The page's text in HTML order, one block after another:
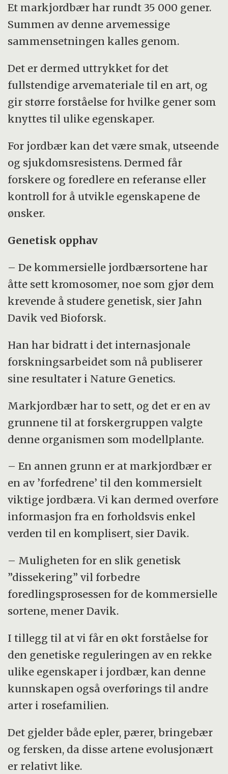
Begrepet kan ha både en konkret og en
abstrakt mening. I konkret betydning kan vi
f.eks. si at all DNA fra et dyr eller f.eks. en
celle fra et dyr, kan sees på som artens
genom. Men mest vanlig er det at begrepet
genom knyttes til artens felles genetiske
materiale.
Det å tolke genomet innebærer ikke bare å
kunne lese det, men å forstå basesekvensen,
f.eks. det å finne ut hvor de ulike genene er
plassert på DNA-molekylene og hvordan
cellene bestemmer hvilke gener som skal
(Kilde: Gensidene UiB)
Et markjordbær har rundt 35 000 gener.
Summen av denne arvemessige
sammensetningen kalles genom.
Det er dermed uttrykket for det
fullstendige arvemateriale til en art, og
gir større forståelse for hvilke gener som
knyttes til ulike egenskaper.
For jordbær kan det være smak, utseende
og sjukdomsresistens. Dermed får
forskere og foredlere en referanse eller
kontroll for å utvikle egenskapene de
ønsker.
Genetisk opphav
– De kommersielle jordbærsortene har
åtte sett kromosomer, noe som gjør dem
krevende å studere genetisk, sier Jahn
Davik ved Bioforsk.
Han har bidratt i det internasjonale
forskningsarbeidet som nå publiserer
sine resultater i Nature Genetics.
Markjordbær har to sett, og det er en av
grunnene til at forskergruppen valgte
denne organismen som modellplante.
– En annen grunn er at markjordbær er
en av ’forfedrene’ til den kommersielt
viktige jordbæra. Vi kan dermed overføre
informasjon fra en forholdsvis enkel
verden til en komplisert, sier Davik.
– Muligheten for en slik genetisk
”dissekering” vil forbedre
foredlingsprosessen for de kommersielle
sortene, mener Davik.
I tillegg til at vi får en økt forståelse for
den genetiske reguleringen av en rekke
ulike egenskaper i jordbær, kan denne
kunnskapen også overførings til andre
arter i rosefamilien.
Det gjelder både epler, pærer, bringebær
og fersken, da disse artene evolusjonært
er relativt like.